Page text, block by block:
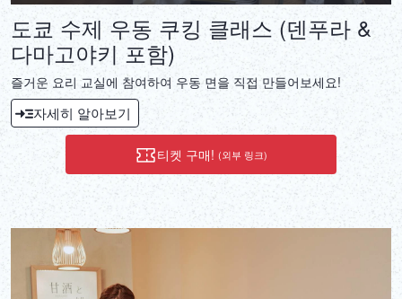
도쿄 수제 우동 쿠킹 클래스 (덴푸라 &
다마고야키 포함)
즐거운 요리 교실에 참여하여 우동 면을 직접 만들어보세요!
자세히 알아보기
티켓 구매! (외부 링크)